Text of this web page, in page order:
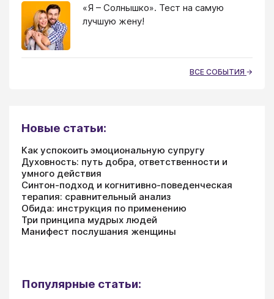
«Я – Солнышко». Тест на самую
лучшую жену!
ВСЕ СОБЫТИЯ
Новые статьи:
Как успокоить эмоциональную супругу
Духовность: путь добра, ответственности и
умного действия
Синтон-подход и когнитивно-поведенческая
терапия: сравнительный анализ
Обида: инструкция по применению
Три принципа мудрых людей
Манифест послушания женщины
Популярные статьи: